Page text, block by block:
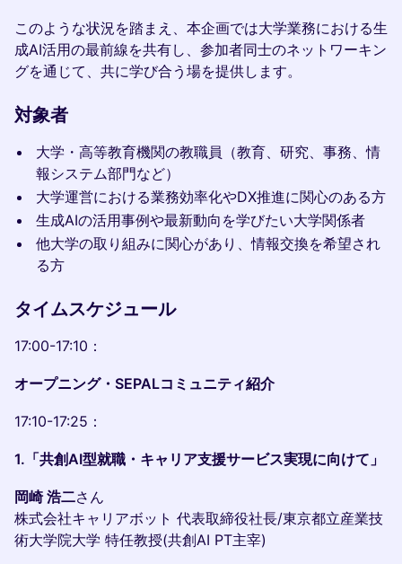
このような状況を踏まえ、本企画では大学業務における生
成AI活用の最前線を共有し、参加者同士のネットワーキン
グを通じて、共に学び合う場を提供します。
対象者
大学・高等教育機関の教職員（教育、研究、事務、情
報システム部門など）
大学運営における業務効率化やDX推進に関心のある方
生成AIの活用事例や最新動向を学びたい大学関係者
他大学の取り組みに関心があり、情報交換を希望され
る方
タイムスケジュール
17:00-17:10：
オープニング・SEPALコミュニティ紹介
17:10-17:25：
1.「共創AI型就職・キャリア支援サービス実現に向けて」
岡崎 浩二さん
株式会社キャリアボット 代表取締役社長/東京都立産業技
術大学院大学 特任教授(共創AI PT主宰)